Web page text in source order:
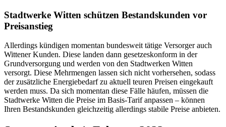
Stadtwerke Witten schützen Bestandskunden vor
Preisanstieg
Allerdings kündigen momentan bundesweit tätige Versorger auch
Wittener Kunden. Diese landen dann gesetzeskonform in der
Grundversorgung und werden von den Stadtwerken Witten
versorgt. Diese Mehrmengen lassen sich nicht vorhersehen, sodass
der zusätzliche Energiebedarf zu aktuell teuren Preisen eingekauft
werden muss. Da sich momentan diese Fälle häufen, müssen die
Stadtwerke Witten die Preise im Basis-Tarif anpassen – können
Ihren Bestandskunden gleichzeitig allerdings stabile Preise anbieten.